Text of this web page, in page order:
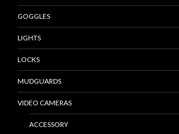
GOGGLES
LIGHTS
LOCKS
MUDGUARDS
VIDEO CAMERAS
ACCESSORY